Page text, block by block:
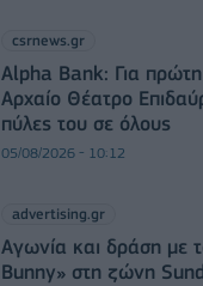
csrnews.gr
Alpha Bank: Για
Αρχαίο Θέατρο
πύλες του σε όλους
05/08/2026 - 10:12
advertising.gr
Αγωνία και δράση με
Bunny» στη ζώνη